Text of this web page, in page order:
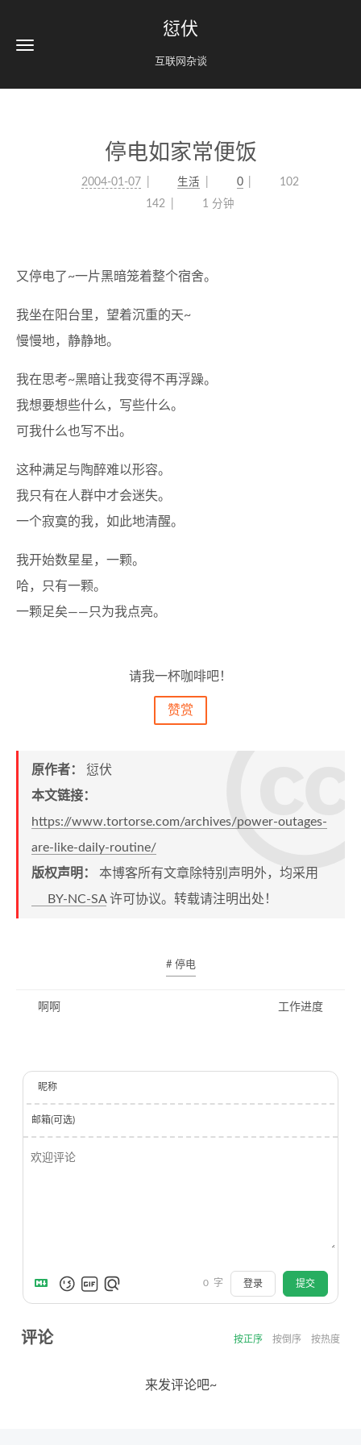
愆伏
互联网杂谈
停电如家常便饭
2004-01-07 生活 0
102
142
1 分钟
又停电了~一片黑暗笼着整个宿舍。
我坐在阳台里，望着沉重的天~
慢慢地，静静地。
我在思考~黑暗让我变得不再浮躁。
我想要想些什么，写些什么。
可我什么也写不出。
这种满足与陶醉难以形容。
我只有在人群中才会迷失。
一个寂寞的我，如此地清醒。
我开始数星星，一颗。
哈，只有一颗。
一颗足矣——只为我点亮。
请我一杯咖啡吧！
赞赏
原作者： 愆伏
本文链接：
https://www.tortorse.com/archives/power-outages-
are-like-daily-routine/
版权声明： 本博客所有文章除特别声明外，均采用
BY-NC-SA许可协议。转载请注明出处！
# 停电
啊啊 工作进度
昵称
邮箱(可选)
0 字 登录 提交
评论 按正序 按倒序 按热度
来发评论吧~